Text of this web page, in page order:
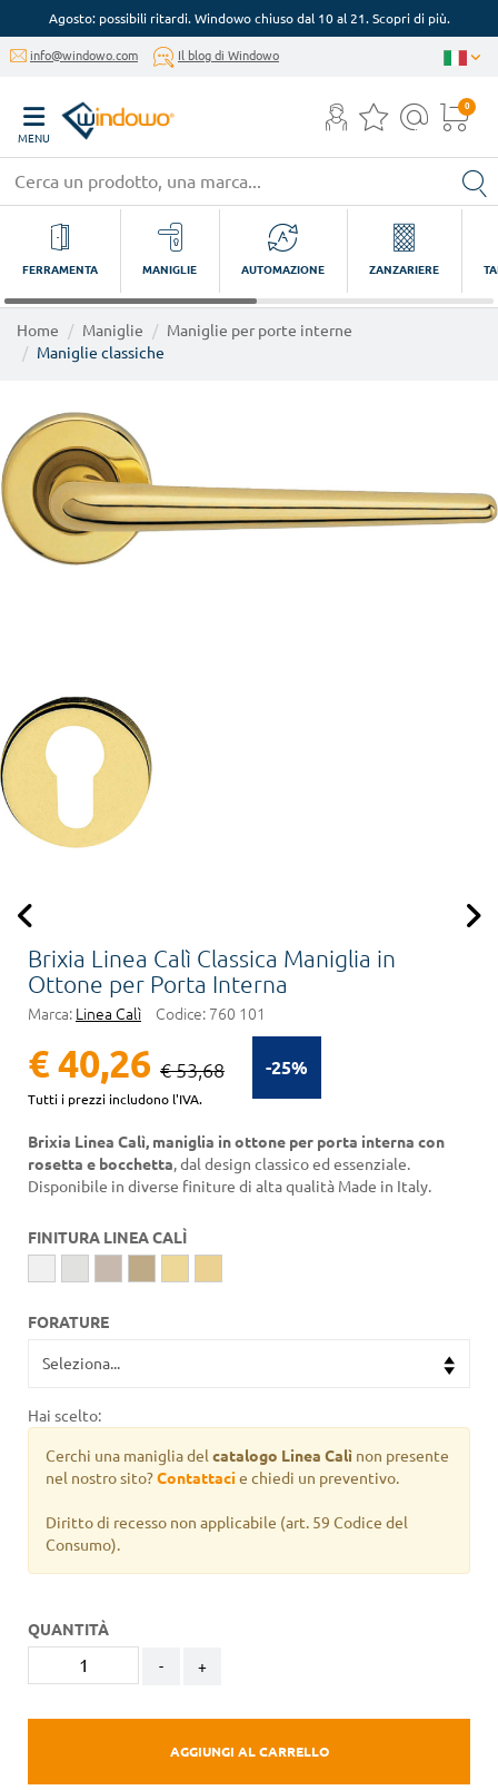
Agosto: possibili ritardi. Windowo chiuso dal 10 al 21. Scopri di più.
info@windowo.com Il blog di Windowo
MENU
0
FERRAMENTA MANIGLIE AUTOMAZIONE ZANZARIERE
Home Maniglie
Maniglie per porte interne
Maniglie classiche
Brixia Linea Calì Classica Maniglia in
Ottone per Porta Interna
Marca: Linea Calì Codice: 760 101
-25%
€ 40,26 € 53,68
Tutti i prezzi includono l'IVA.
Brixia Linea Calì, maniglia in ottone per porta interna con
rosetta e bocchetta, dal design classico ed essenziale.
Disponibile in diverse finiture di alta qualità Made in Italy.
FINITURA LINEA CALÌ
FORATURE
Hai scelto:
Cerchi una maniglia del catalogo Linea Calì non presente
nel nostro sito?Contattacie chiedi un preventivo.
Diritto di recesso non applicabile (art. 59 Codice del
Consumo).
QUANTITÀ
- +
AGGIUNGI AL CARRELLO